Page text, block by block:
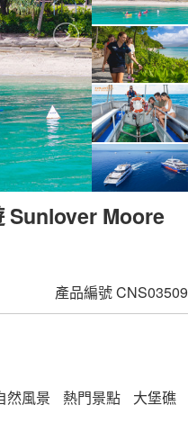
Sunlover Moore
產品編號CNS03509
然風景 熱門景點
大堡礁